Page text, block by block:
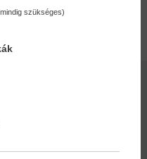
szükséges)